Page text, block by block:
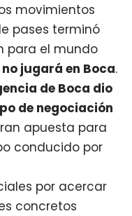
movimientos
pases terminó
para el mundo
no jugará en Boca.
de Boca dio
de negociación
apuesta para
conducido por
por acercar
concretos